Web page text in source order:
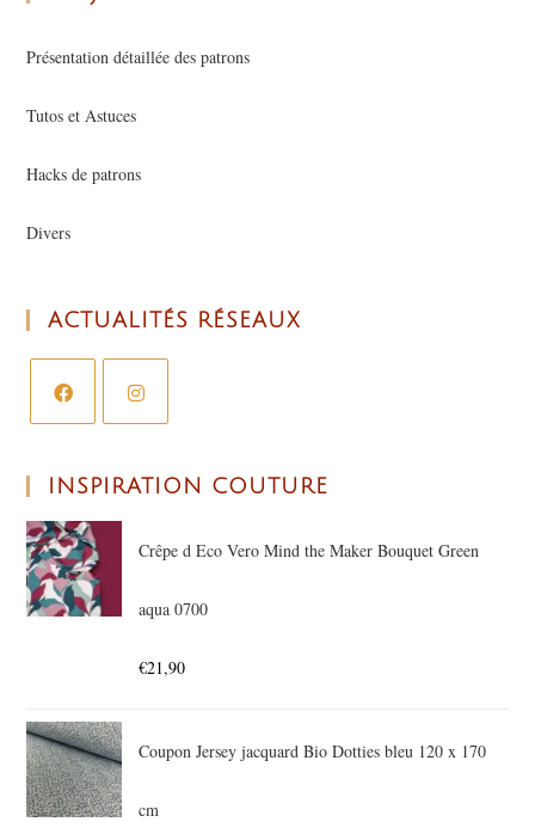
Présentation détaillée des patrons
Tutos et Astuces
Hacks de patrons
Divers
ACTUALITÉS RÉSEAUX
INSPIRATION COUTURE
Crêpe d Eco Vero Mind the Maker Bouquet Green
aqua 0700
€21,90
Coupon Jersey jacquard Bio Dotties bleu 120 x 170
cm